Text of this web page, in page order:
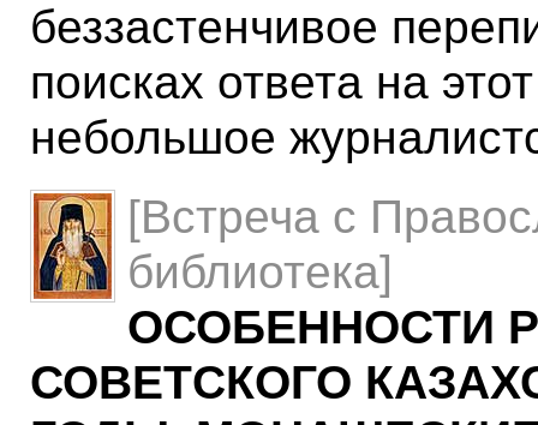
беззастенчивое
поисках ответа на
небольшое
[Встреча с
библиотека]
ОСОБЕННОСТИ
СОВЕТСКОГО